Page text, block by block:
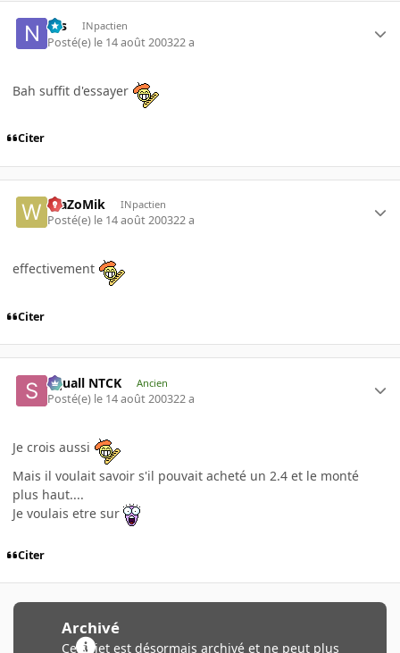
Nis INpactien
Posté(e) le 14 août 200322 a
Bah suffit d'essayer
Citer
WaZoMik INpactien
Posté(e) le 14 août 200322 a
effectivement
Citer
Squall NTCK Ancien
Posté(e) le 14 août 200322 a
Je crois aussi
Mais il voulait savoir s'il pouvait acheté un 2.4 et le monté
plus haut....
Je voulais etre sur
Citer
Archivé
Ce sujet est désormais archivé et ne peut plus